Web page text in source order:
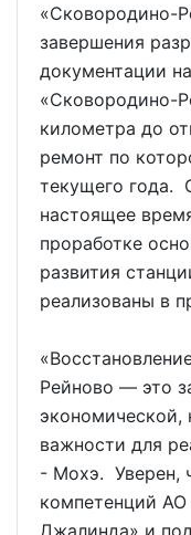
«Сковородино-
завершения
документации
«Сковородино-
километра до
ремонт по
текущего года.
настоящее
проработке
развития
реализованы в
Рейново — это
экономической,
важности для
- Мохэ. Уверен,
компетенций
Джалинда» и